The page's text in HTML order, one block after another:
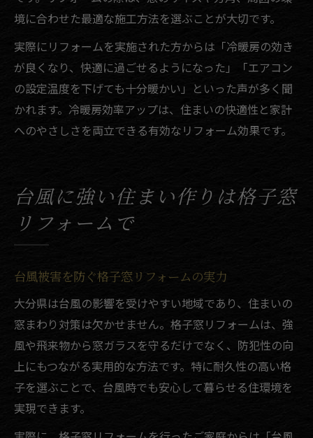
境に合わせた最適な施工方法を選ぶことが大切です。
実際にリフォームを実施された方からは「冷暖房の効き
が良くなり、快適に過ごせるようになった」「エアコン
の設定温度を下げても十分暖かい」といった声が多く聞
かれます。冷暖房効率アップは、住まいの快適性と家計
へのやさしさを両立できる有効なリフォーム効果です。
台風に強い住まい作りは格子窓
リフォームで
台風被害を防ぐ格子窓リフォームの実力
大分県は台風の影響を受けやすい地域であり、住まいの
窓まわり対策は欠かせません。格子窓リフォームは、強
風や飛来物から窓ガラスを守るだけでなく、防犯性の向
上にもつながる実用的な方法です。特に耐久性の高い格
子を選ぶことで、台風時でも安心して暮らせる住環境を
実現できます。